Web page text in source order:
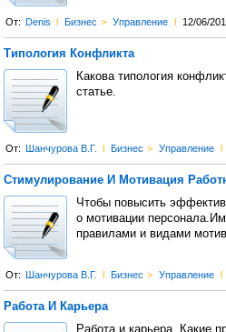
От: Denis l Бизнес > Управление l 12/06/
Типология Конфликта
Какова типология
статье.
От: Шанчурова В.Г. l Бизнес > Управление l
Стимулирование И Мотивация
Чтобы повысить
о мотивации
правилами и видами
От: Шанчурова В.Г. l Бизнес > Управление l
Работа И Карьера
Работа и карьера. Какие